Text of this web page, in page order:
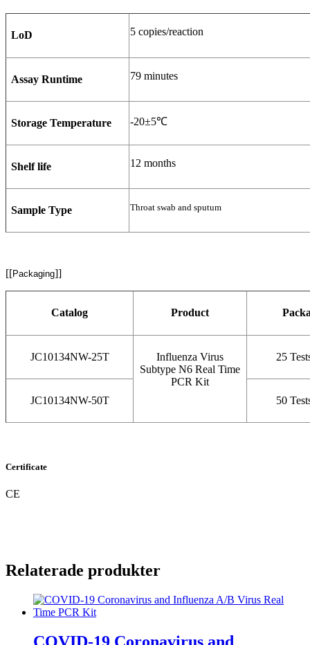
LoD 5 copies/reaction
Assay Runtime 79 minutes
Storage Temperature -20±5℃
Shelf life 12 months
Sample Type Throat swab and sputum
[[Packaging]]
Catalog Product
JC10134NW-25T
Influenza Virus
Subtype N6 Real Time
PCR Kit
25
JC10134NW-50T 50
Certificate
CE
Relaterade produkter